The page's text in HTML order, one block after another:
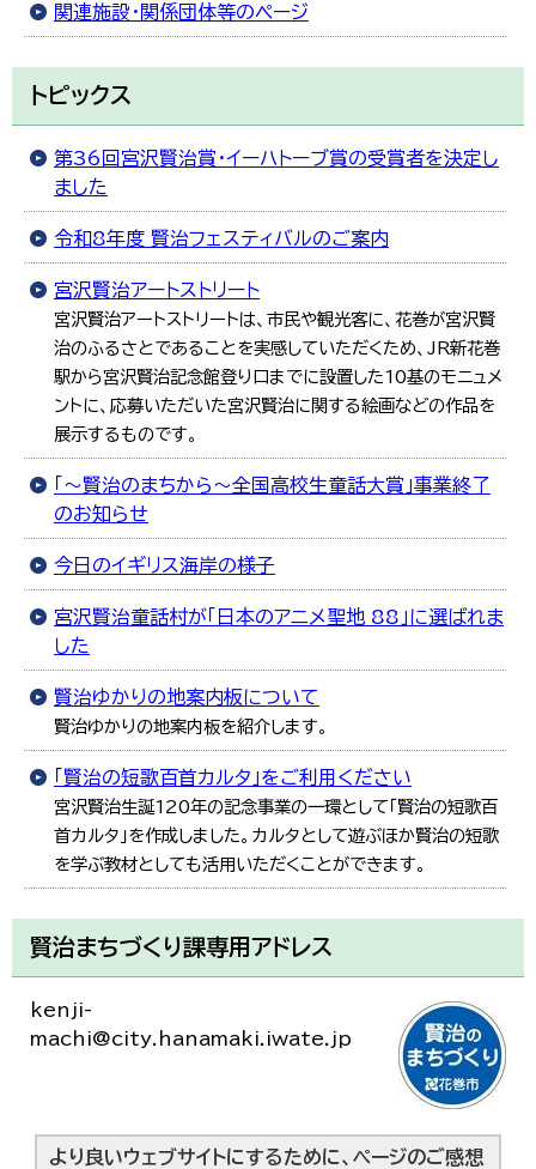
関連施設・関係団体等のページ
トピックス
第36回宮沢賢治賞・イーハトーブ賞の受賞者を決定し
ました
令和8年度 賢治フェスティバルのご案内
宮沢賢治アートストリート
宮沢賢治アートストリートは、市民や観光客に、花巻が宮沢賢
治のふるさとであることを実感していただくため、JR新花巻
駅から宮沢賢治記念館登り口までに設置した10基のモニュメ
ントに、応募いただいた宮沢賢治に関する絵画などの作品を
展示するものです。
「～賢治のまちから～全国高校生童話大賞」事業終了
のお知らせ
今日のイギリス海岸の様子
宮沢賢治童話村が「日本のアニメ聖地 88」に選ばれま
した
賢治ゆかりの地案内板について
賢治ゆかりの地案内板を紹介します。
「賢治の短歌百首カルタ」をご利用ください
宮沢賢治生誕120年の記念事業の一環として「賢治の短歌百
首カルタ」を作成しました。カルタとして遊ぶほか賢治の短歌
を学ぶ教材としても活用いただくことができます。
賢治まちづくり課専用アドレス
kenji-
machi@city.hanamaki.iwate.jp
より良いウェブサイトにするために、ページのご感想